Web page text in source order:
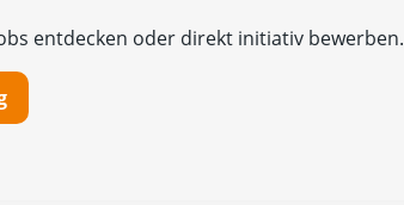
entdecken oder direkt initiativ bewerben.